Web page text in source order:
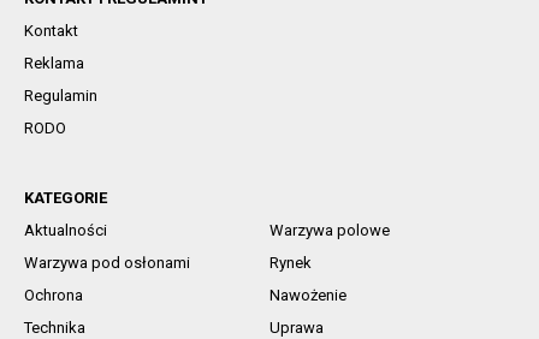
Kontakt
Reklama
Regulamin
RODO
KATEGORIE
Aktualności
Warzywa polowe
Warzywa pod osłonami
Rynek
Ochrona
Nawożenie
Technika
Uprawa